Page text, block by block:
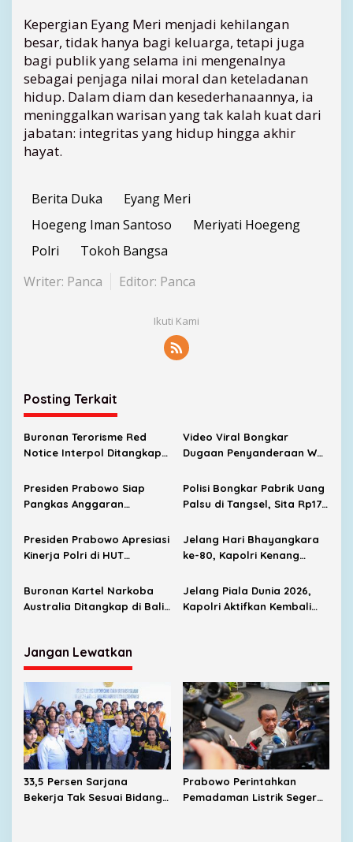
a
K
e
s
e
d
e
a
a
Kepergian Eyang Meri menjadi kehilangan
besar, tidak hanya bagi keluarga, tetapi juga
bagi publik yang selama ini mengenalnya
sebagai penjaga nilai moral dan keteladanan
hidup. Dalam diam dan kesederhanaannya, ia
meninggalkan warisan yang tak kalah kuat dari
jabatan: integritas yang hidup hingga akhir
hayat.
Berita Duka
Eyang Meri
Hoegeng Iman Santoso
Meriyati Hoegeng
Polri
Tokoh Bangsa
Writer: Panca
Editor: Panca
Ikuti Kami
Posting Terkait
Buronan Terorisme Red
Notice Interpol Ditangkap
Paspor Termasuk 2
Dokumen Palsu
Video Viral Bongkar
Dugaan Penyanderaan WNI
Tanjungpinang
Presiden Prabowo Siap
Pangkas Anggaran
Kemiskinan dan Kelaparan
Polisi Bongkar Pabrik Uang
Palsu di Tangsel, Sita Rp170
Presiden Prabowo Apresiasi
Kinerja Polri di HUT
Terus Bertransformasi
Layani Masyarakat
Jelang Hari Bhayangkara
ke-80, Kapolri Kenang
RI
Buronan Kartel Narkoba
Australia Ditangkap di Bali
Jelang Piala Dunia 2026,
Kapolri Aktifkan Kembali
Jangan Lewatkan
33,5 Persen Sarjana
Bekerja Tak Sesuai Bidang,
Prabowo Perintahkan
Pemadaman Listrik Segera